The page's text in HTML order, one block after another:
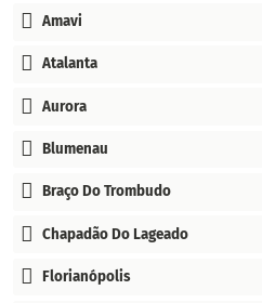
Amavi
Atalanta
Aurora
Blumenau
Braço Do Trombudo
Chapadão Do Lageado
Florianópolis